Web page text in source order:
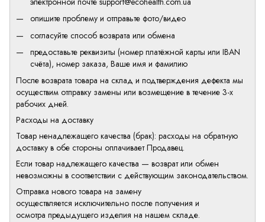
опишите проблему и отправьте фото/видео
согласуйте способ возврата или обмена
предоставьте реквизиты (номер платёжной карты или IBAN
счёта), номер заказа, Ваше имя и фамилию
После возврата товара на склад и подтверждения дефекта мы
осуществим отправку замены или возмещение в течение 3-х
рабочих дней.
Расходы на доставку
Товар ненадлежащего качества (брак): расходы на обратную
доставку в обе стороны оплачивает Продавец.
Если товар надлежащего качества — возврат или обмен
невозможны в соответствии с действующим законодательством.
Отправка нового товара на замену
осуществляется исключительно после получения и
осмотра предыдущего изделия на нашем складе.